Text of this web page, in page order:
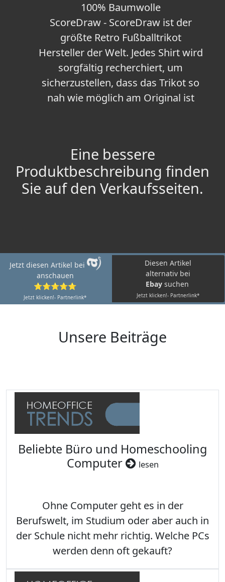
100% Baumwolle
ScoreDraw - ScoreDraw ist der
größte Retro Fußballtrikot
Hersteller der Welt. Jedes Shirt wird
sorgfältig recherchiert, um
sicherzustellen, dass das Trikot so
nah wie möglich am Original ist
Eine bessere
Produktbeschreibung finden
Sie auf den Verkaufsseiten.
Jetzt diesen Artikel bei
anschauen
⭐⭐⭐⭐⭐
Jetzt klicken!- Partnerlink*
Diesen Artikel
alternativ bei
Ebay suchen
Jetzt klicken!- Partnerlink*
Unsere Beiträge
Beliebte Büro und Homeschooling
Computer
lesen
Ohne Computer geht es in der
Berufswelt, im Studium oder aber auch in
der Schule nicht mehr richtig. Welche PCs
werden denn oft gekauft?